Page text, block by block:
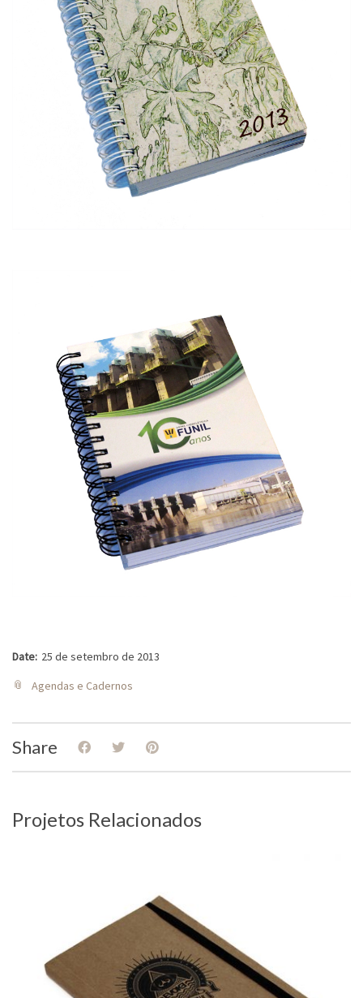
Date: 25 de setembro de 2013
Agendas e Cadernos
Share
Projetos Relacionados